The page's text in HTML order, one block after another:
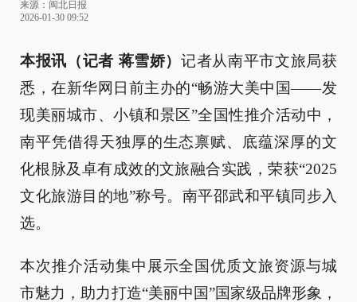
来源： 闽北日报
2026-01-30 09:52
本报讯（记者 蒋雪娇）记者从南平市文旅局获
悉，在新华网日前主办的“畅游大美中国——发
现美丽城市、小镇和景区”全国性推介活动中，
南平凭借得天独厚的生态禀赋、底蕴深厚的文
化根脉及卓有成效的文旅融合实践，荣获“2025
文化旅游目的地”称号。南平邵武和平镇同步入
选。
本次推介活动集中展示全国优质文旅资源与城
市魅力，助力打造“美丽中国”国家级品牌形象，